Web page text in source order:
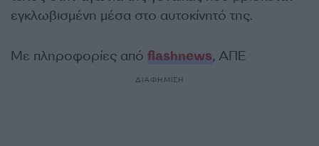
εγκλωβισμένη μέσα στο αυτοκίνητό της.
Με πληροφορίες από flashnews, ΑΠΕ
ΔΙΑΦΗΜΙΣΗ